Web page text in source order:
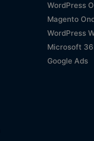
WordPress
Magento
WordPress
Microsoft
Google Ads